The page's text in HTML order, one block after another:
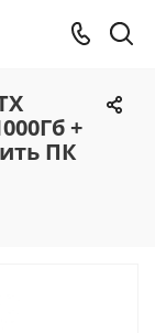
+
ПК